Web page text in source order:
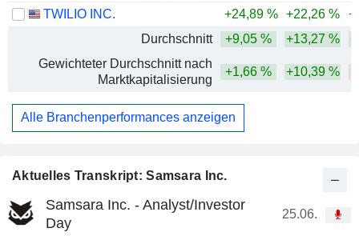
Aktuelles Transkript: Samsara Inc.
Samsara Inc. - Analyst/Investor
Day
25.06.
TWILIO INC.
+24,89 % +22,26 %
Durchschnitt
+9,05 % +13,27 %
Gewichteter Durchschnitt nach
Marktkapitalisierung
+1,66 % +10,39 %
Alle Branchenperformances anzeigen